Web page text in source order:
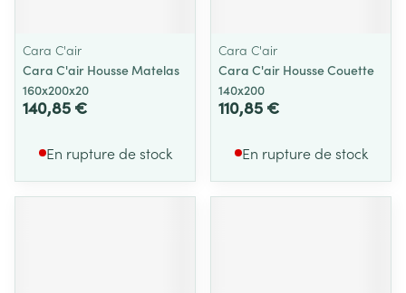
Cara C'air
Cara C'air Housse Matelas
160x200x20
140,85 €
En rupture de stock
Cara C'air
Cara C'air Housse Couette
140x200
110,85 €
En rupture de stock